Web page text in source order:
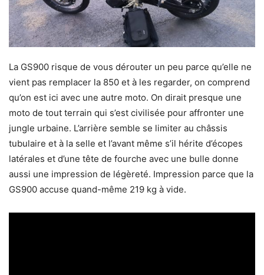
La GS900 risque de vous dérouter un peu parce qu’elle ne
vient pas remplacer la 850 et à les regarder, on comprend
qu’on est ici avec une autre moto. On dirait presque une
moto de tout terrain qui s’est civilisée pour affronter une
jungle urbaine. L’arrière semble se limiter au châssis
tubulaire et à la selle et l’avant même s’il hérite d’écopes
latérales et d’une tête de fourche avec une bulle donne
aussi une impression de légèreté. Impression parce que la
GS900 accuse quand-même 219 kg à vide.